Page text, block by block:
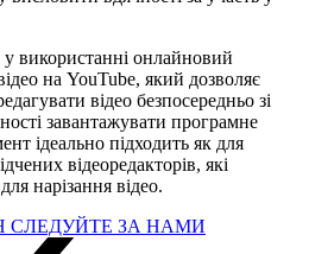
використанні онлайновий
на YouTube, який дозволяє
відео безпосередньо зі
завантажувати програмне
ідеально підходить як для
відеоредакторів, які
нарізання відео.
СЛЕДУЙТЕ ЗА НАМИ